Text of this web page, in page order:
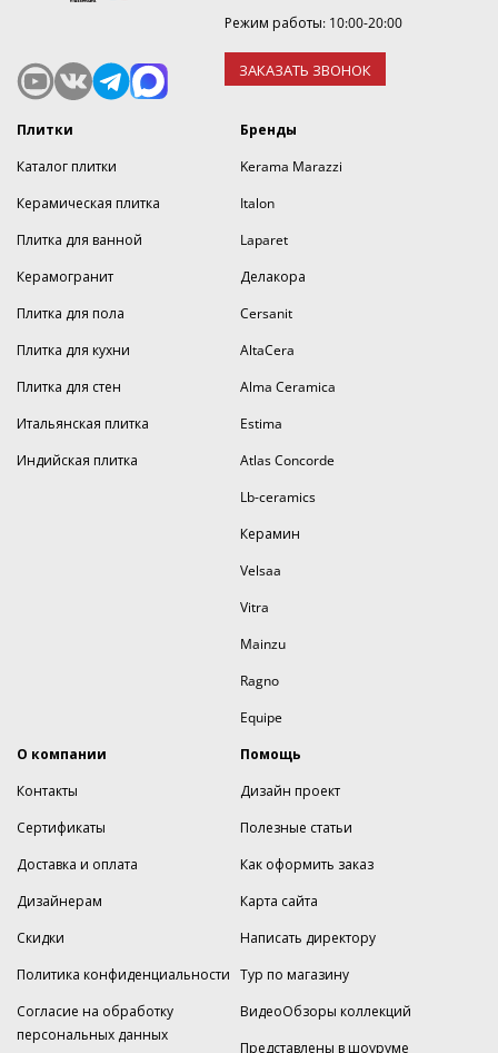
Режим работы: 10:00-20:00
ЗАКАЗАТЬ ЗВОНОК
Плитки
Каталог плитки
Керамическая плитка
Плитка для ванной
Керамогранит
Плитка для пола
Плитка для кухни
Плитка для стен
Итальянская плитка
Индийская плитка
Бренды
Kerama Marazzi
Italon
Laparet
Делакора
Cersanit
AltaCera
Alma Ceramica
Estima
Atlas Concorde
Lb-ceramics
Керамин
Velsaa
Vitra
Mainzu
Ragno
Equipe
О компании
Контакты
Сертификаты
Доставка и оплата
Дизайнерам
Скидки
Политика конфиденциальности
Согласие на обработку
персональных данных
Помощь
Дизайн проект
Полезные статьи
Как оформить заказ
Карта сайта
Написать директору
Тур по магазину
ВидеоОбзоры коллекций
Представлены в шоуруме